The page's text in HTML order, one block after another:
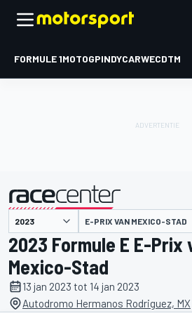
FORMULE 1MOTOGPINDYCARWECDTM
gepresenteerd door E-PRIX VAN MEXICO-STAD
2023 Formule E E-Prix
Mexico-Stad
13 jan 2023 tot 14 jan 2023
Autodromo Hermanos Rodriguez, MX